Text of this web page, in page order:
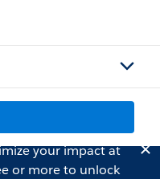
your impact at
or more to unlock